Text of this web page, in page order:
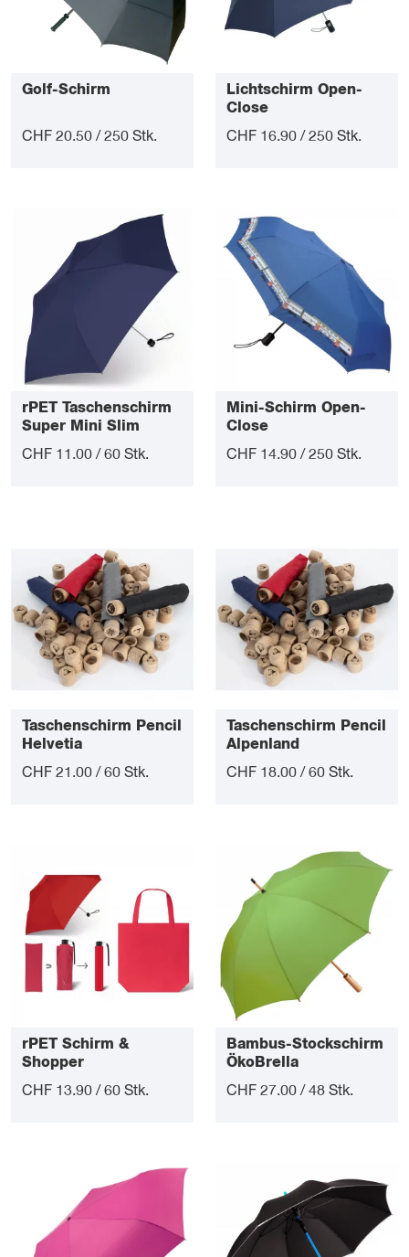
Golf-Schirm
CHF 20.50 / 250 Stk.
Lichtschirm Open-
Close
CHF 16.90 / 250 Stk.
rPET Taschenschirm
Super Mini Slim
CHF 11.00 / 60 Stk.
Mini-Schirm Open-
Close
CHF 14.90 / 250 Stk.
Taschenschirm Pencil
Helvetia
CHF 21.00 / 60 Stk.
Taschenschirm Pencil
Alpenland
CHF 18.00 / 60 Stk.
rPET Schirm &
Shopper
CHF 13.90 / 60 Stk.
Bambus-Stockschirm
ÖkoBrella
CHF 27.00 / 48 Stk.